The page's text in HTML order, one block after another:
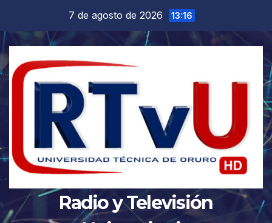
contenido
7 de agosto de 2026 13:16
Radio y Televisión